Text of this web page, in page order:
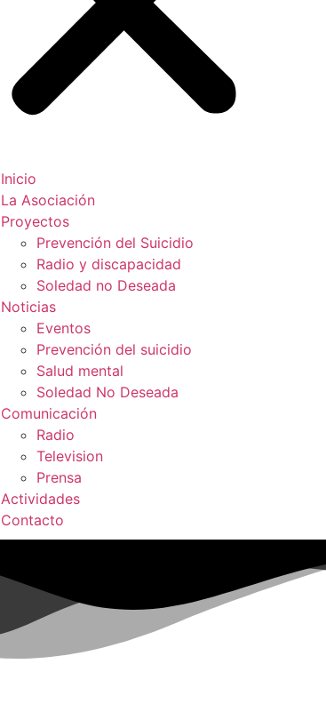
Inicio
La Asociación
Proyectos
Prevención del Suicidio
Radio y discapacidad
Soledad no Deseada
Noticias
Eventos
Prevención del suicidio
Salud mental
Soledad No Deseada
Comunicación
Radio
Television
Prensa
Actividades
Contacto